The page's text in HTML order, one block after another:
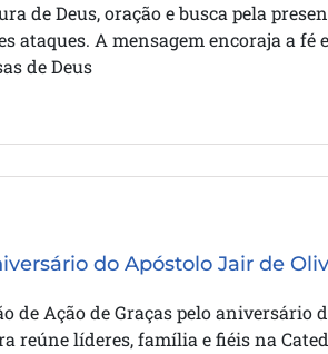
de Deus, oração e busca pela
ataques. A mensagem encoraja a fé
de Deus
do Apóstolo Jair de
de Ação de Graças pelo aniversário
reúne líderes, família e fiéis na